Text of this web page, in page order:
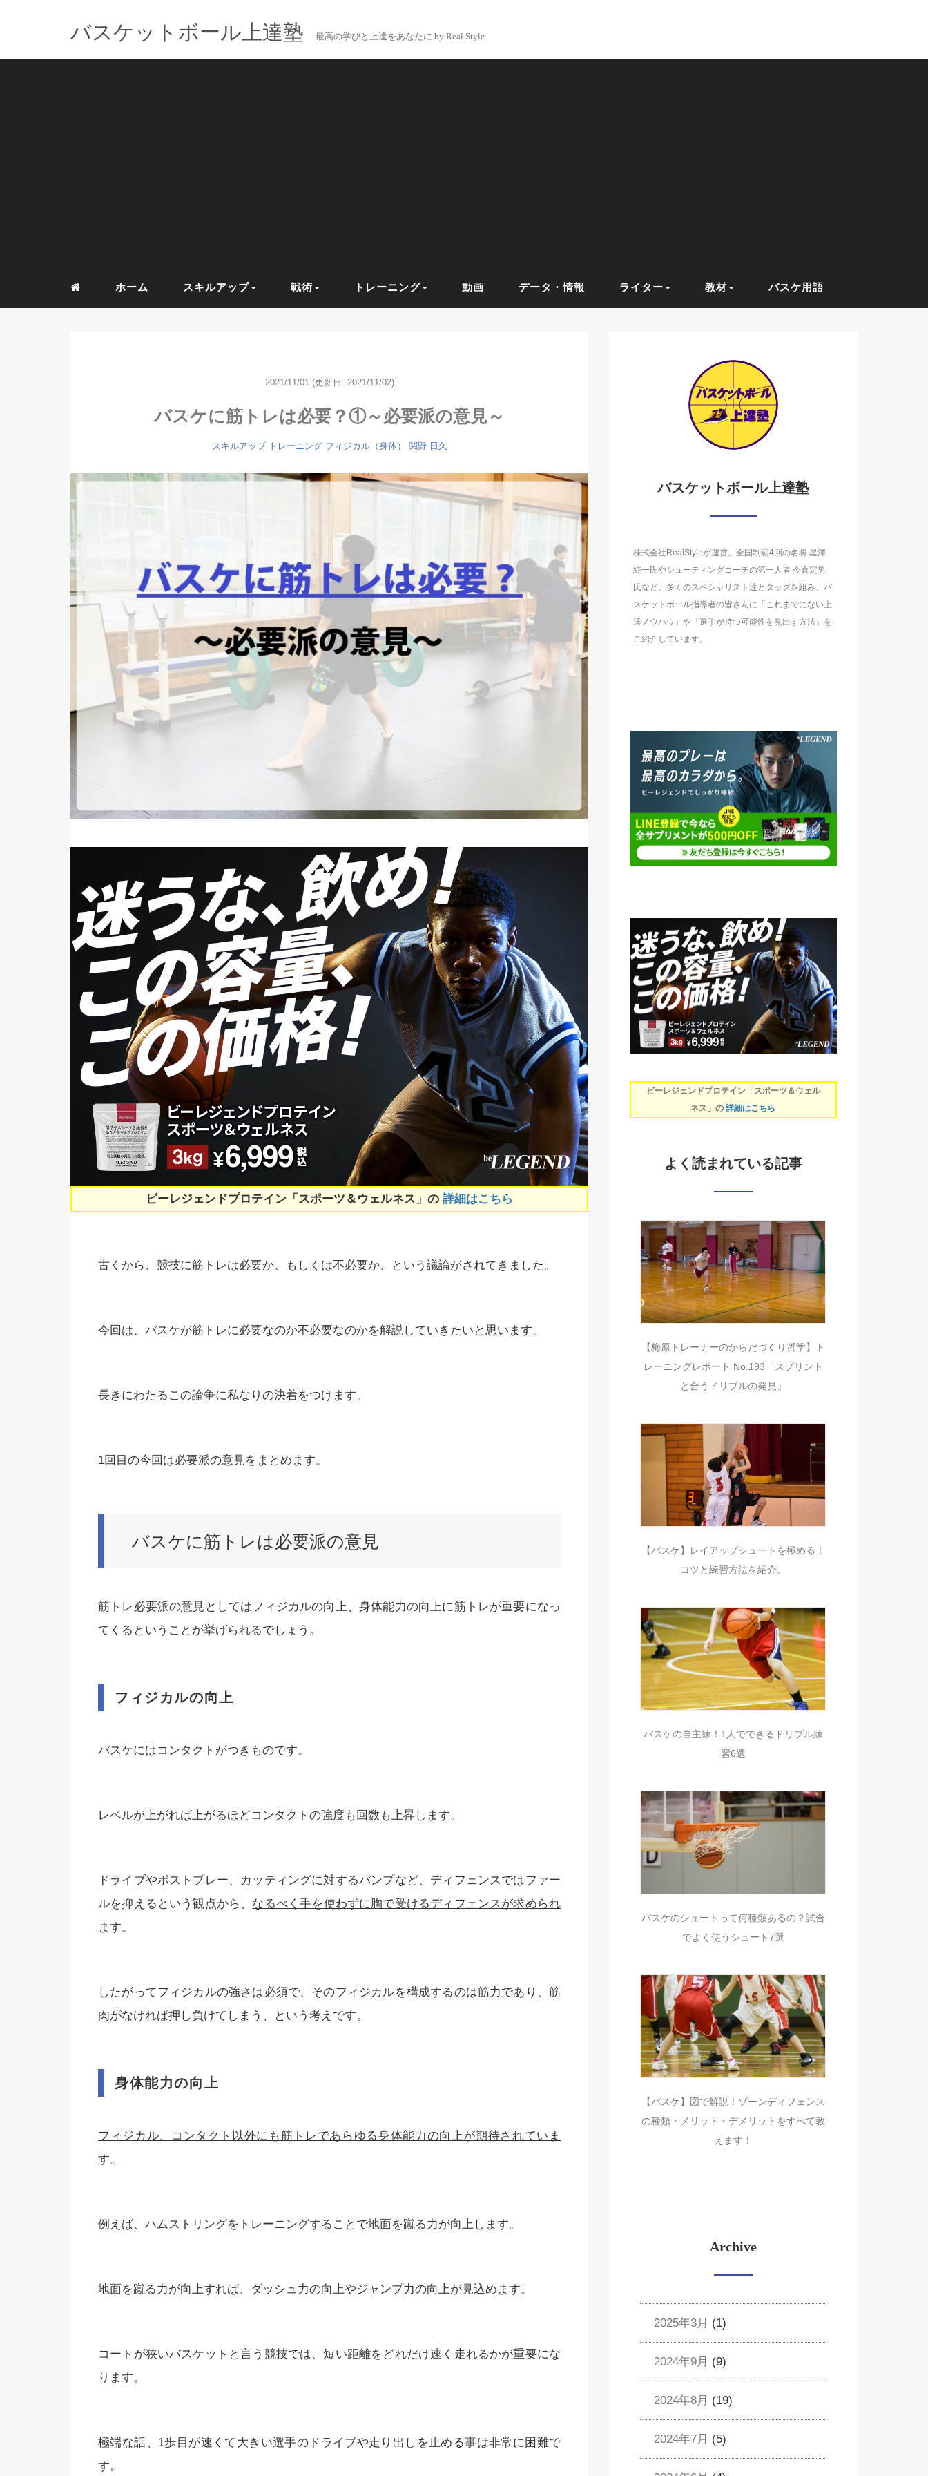
バスケットボール上達塾 最高の学びと上達をあなたに by Real Style
ホーム スキルアップ 戦術 トレーニング 動画 データ・情報 ライター 教材 バスケ用語
2021/11/01 (更新日: 2021/11/02)
バスケに筋トレは必要？①～必要派の意見～
スキルアップ トレーニング フィジカル（身体） 関野 日久
ビーレジェンドプロテイン「スポーツ＆ウェルネス」の 詳細はこちら
古くから、競技に筋トレは必要か、もしくは不必要か、という議論がされてきました。
今回は、バスケが筋トレに必要なのか不必要なのかを解説していきたいと思います。
長きにわたるこの論争に私なりの決着をつけます。
1回目の今回は必要派の意見をまとめます。
バスケに筋トレは必要派の意見
筋トレ必要派の意見としてはフィジカルの向上、身体能力の向上に筋トレが重要になっ
てくるということが挙げられるでしょう。
フィジカルの向上
バスケにはコンタクトがつきものです。
レベルが上がれば上がるほどコンタクトの強度も回数も上昇します。
ドライブやポストプレー、カッティングに対するバンプなど、ディフェンスではファー
ルを抑えるという観点から、 なるべく手を使わずに胸で受けるディフェンスが求められ
ます。
したがってフィジカルの強さは必須で、そのフィジカルを構成するのは筋力であり、筋
肉がなければ押し負けてしまう、という考えです。
身体能力の向上
フィジカル、コンタクト以外にも筋トレであらゆる身体能力の向上が期待されていま
す。
例えば、ハムストリングをトレーニングすることで地面を蹴る力が向上します。
地面を蹴る力が向上すれば、ダッシュ力の向上やジャンプ力の向上が見込めます。
コートが狭いバスケットと言う競技では、短い距離をどれだけ速く走れるかが重要にな
ります。
極端な話、1歩目が速くて大きい選手のドライブや走り出しを止める事は非常に困難で
す。
バスケットボール上達塾
株式会社RealStyleが運営。全国制覇4回の名将 星澤
純一氏やシューティングコーチの第一人者 今倉定男
氏など、多くのスペシャリスト達とタッグを組み、バ
スケットボール指導者の皆さんに「これまでにない上
達ノウハウ」や「選手が持つ可能性を見出す方法」を
ご紹介しています。
ビーレジェンドプロテイン「スポーツ＆ウェル
ネス」の詳細はこちら
よく読まれている記事
【梅原トレーナーのからだづくり哲学】ト
レーニングレポート No.193「スプリント
と合うドリブルの発見」
【バスケ】レイアップシュートを極める！
コツと練習方法を紹介。
バスケの自主練！1人でできるドリブル練
習6選
バスケのシュートって何種類あるの？試合
でよく使うシュート7選
【バスケ】図で解説！ゾーンディフェンス
の種類・メリット・デメリットをすべて教
えます！
Archive
2025年3月 (1)
2024年9月 (9)
2024年8月 (19)
2024年7月 (5)